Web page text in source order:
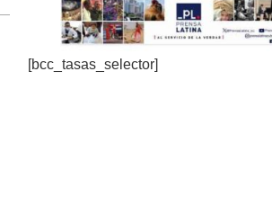
[bcc_tasas_selector]